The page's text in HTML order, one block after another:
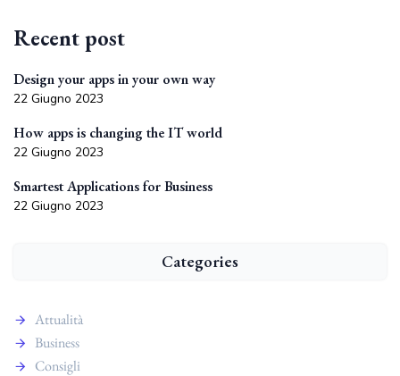
Recent post
Design your apps in your own way
22 Giugno 2023
How apps is changing the IT world
22 Giugno 2023
Smartest Applications for Business
22 Giugno 2023
Categories
Attualità
Business
Consigli